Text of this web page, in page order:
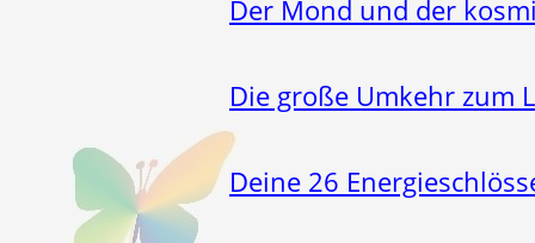
Der Mond und der
Die große Umkehr zum
Deine 26